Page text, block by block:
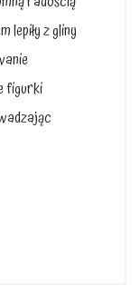
lepiły z gliny
figurki